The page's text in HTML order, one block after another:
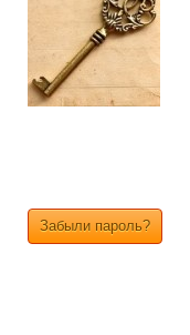
Забыли пароль?